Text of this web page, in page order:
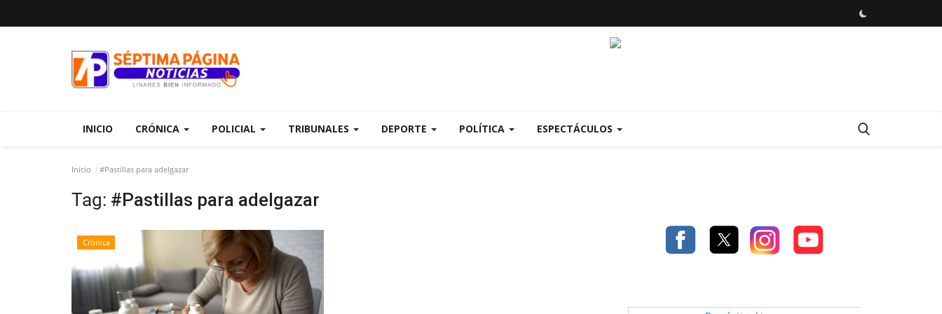
INICIO CRÓNICA POLICIAL TRIBUNALES DEPORTE POLÍTICA ESPECTÁCULOS
Inicio #Pastillas para adelgazar
Tag: #Pastillas para adelgazar
Crónica